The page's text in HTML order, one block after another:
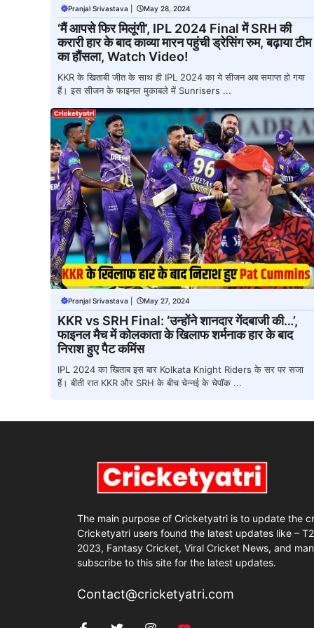
Pranjal Srivastava May 28, 2024
‘मैं आपसे फिर मिलूंगी’, IPL 2024 Final में SRH की
करारी हार के बाद काव्या मारन पहुंची ड्रेसिंग रुम, बढ़ाया टीम
का हौंसला, Watch Video!
KKR के खिताबी जीत के साथ ही IPL 2024 का ये सीजन अब समाप्त हो गया
हैं। इस सीजन के फाइनल मुकाबले में Sunrisers ...
Pranjal Srivastava May 27, 2024
KKR vs SRH Final: ‘उन्होंने शानदार गेंदबाजी की…’,
फाइनल मैच में कोलकाता के खिलाफ शर्मनाक हार के बाद
निराश हुए पैट कमिंस
IPL 2024 का खिताब इस बार Kolkata Knight Riders के सर पर सजा
हैं। बीती रात KKR और SRH के बीच चेन्नई के चेपॉक ...
The main purpose of Cricketyatri is to update the
Cricketyatri users found the latest updates like –
2023, Fantasy Cricket, Viral Cricket News, and
subscribe to this site for the latest updates.
Contact@cricketyatri.com